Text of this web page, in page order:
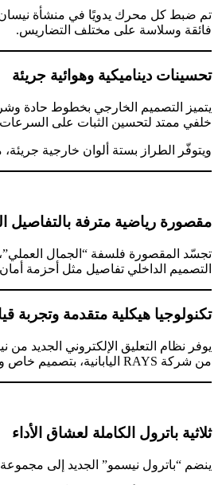
فائقة وسلاسة على مختلف التضاريس.
تحسينات ديناميكية وهوائية جريئة
يتميز التصميم الخارجي بخطوط حادة
خلفي ممتد لتحسين الثبات على
ويتوفّر الطراز بستة ألوان خارجية
مقصورة رياضية مترفة بالتفاصيل
تجسّد المقصورة فلسفة “الجمال
التصميم الداخلي تفاصيل مثل أحزمة
تكنولوجيا هيكلية متقدمة وتجربة
من شركة RAYS اليابانية، بتصميم خاص وخفيف الوزن يوفر صلابة أكبر وتبريدًا فعالًا للمكابح.
ثلاثية باترول الكاملة لعشاق الأداء
ينضم “باترول نيسمو” الجديد إلى